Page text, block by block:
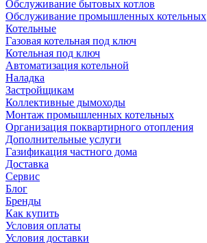
Обслуживание бытовых котлов
Обслуживание промышленных котельных
Котельные
Газовая котельная под ключ
Котельная под ключ
Автоматизация котельной
Наладка
Застройщикам
Коллективные дымоходы
Монтаж промышленных котельных
Организация поквартирного отопления
Дополнительные услуги
Газификация частного дома
Доставка
Сервис
Блог
Бренды
Как купить
Условия оплаты
Условия доставки